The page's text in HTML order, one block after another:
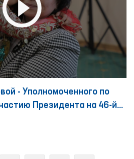
- Уполномоченного по
Президента на 46-й
человека Организации